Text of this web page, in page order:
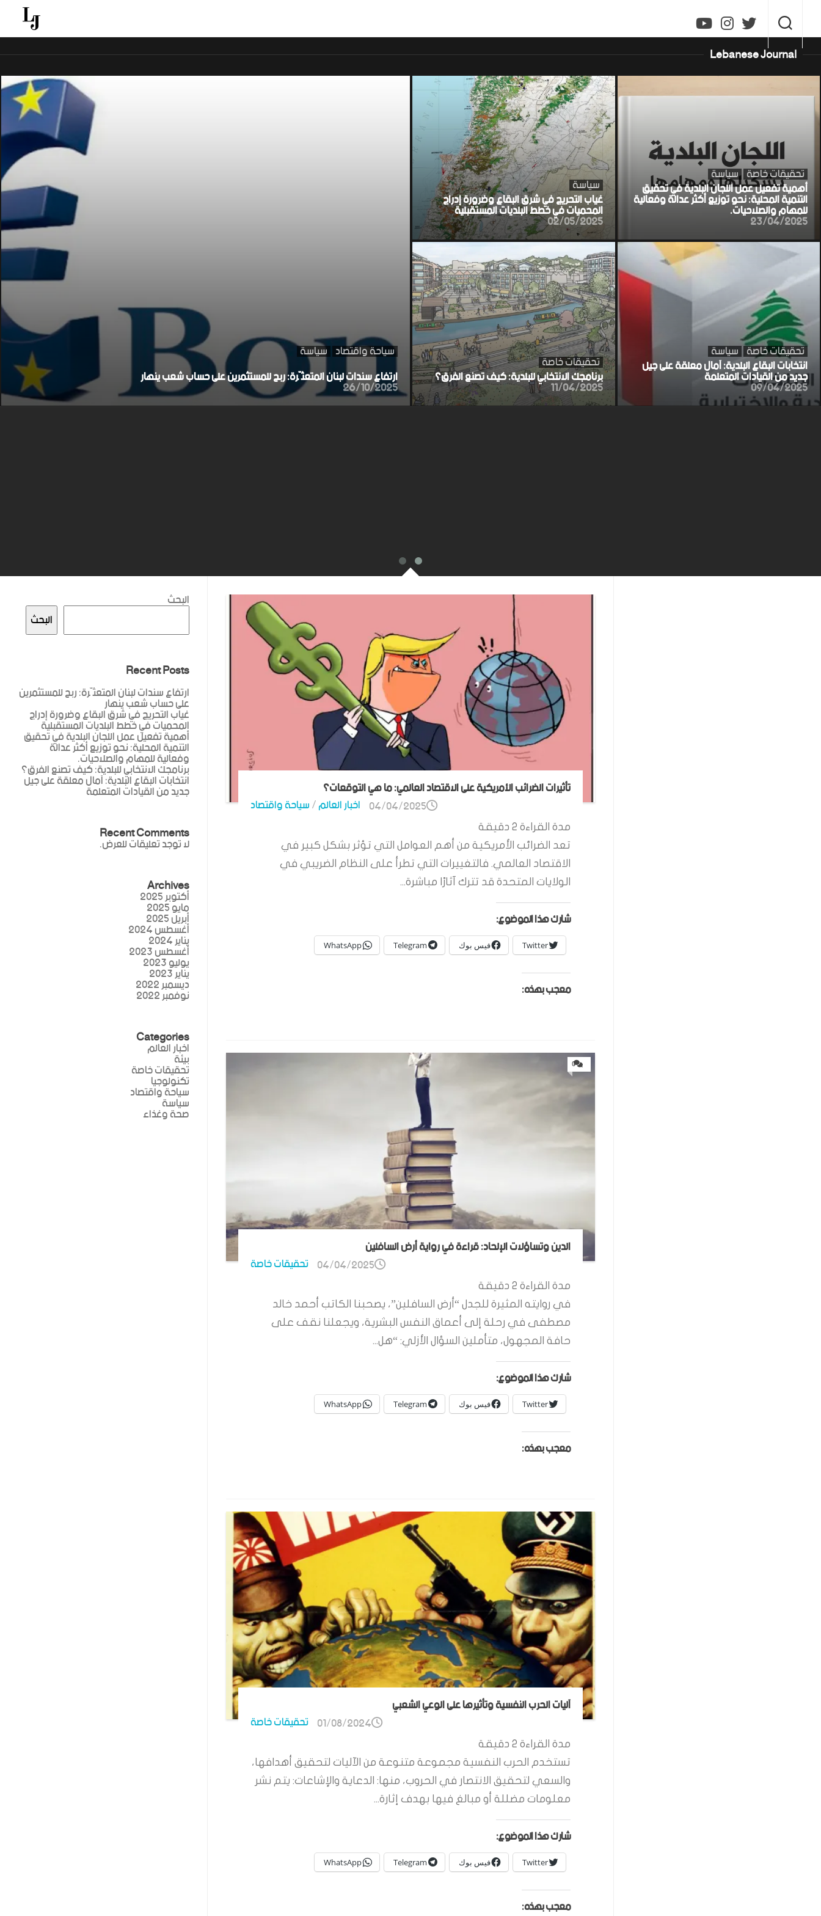
content
Lebanese Journal
سياحة واقتصاد سياسة
ارتفاع سندات لبنان المتعثّرة: ربح للمستثمرين على حساب شعب ينهار
26/10/2025
سياسة
غياب التحريج في شرق البقاع وضرورة إدراج
المحميات في خطط البلديات المستقبلية
02/05/2025
تحقيقات خاصة سياسة
أهمية تفعيل عمل اللجان البلدية في تحقيق
التنمية المحلية: نحو توزيع أكثر عدالة وفعالية
للمهام والصلاحيات.
23/04/2025
تحقيقات خاصة
برنامجك الانتخابي للبلدية: كيف تصنع الفرق؟
11/04/2025
تحقيقات خاصة سياسة
انتخابات البقاع البلدية: آمال معلقة على جيل
جديد من القيادات المتعلمة
09/04/2025
تأثيرات الضرائب الأمريكية على الاقتصاد العالمي: ما هي التوقعات؟
اخبار العالم/سياحة واقتصاد 04/04/2025
مدة القراءة 2 دقيقة
تعد الضرائب الأمريكية من أهم العوامل التي تؤثر بشكل كبير في
الاقتصاد العالمي. فالتغييرات التي تطرأ على النظام الضريبي في
الولايات المتحدة قد تترك آثارًا مباشرة...
شارك هذا الموضوع:
Twitter فيس بوك Telegram
WhatsApp
معجب بهذه:
0
الدين وتساؤلات الإلحاد: قراءة في رواية أرض السافلين
تحقيقات خاصة 04/04/2025
مدة القراءة 2 دقيقة
في روايته المثيرة للجدل “أرض السافلين”، يصحبنا الكاتب أحمد خالد
مصطفى في رحلة إلى أعماق النفس البشرية، ويجعلنا نقف على
حافة المجهول، متأملين السؤال الأزلي: “هل...
شارك هذا الموضوع:
Twitter فيس بوك Telegram
WhatsApp
معجب بهذه:
آليات الحرب النفسية وتأثيرها على الوعي الشعبي
تحقيقات خاصة 01/08/2024
مدة القراءة 2 دقيقة
تستخدم الحرب النفسية مجموعة متنوعة من الآليات لتحقيق أهدافها،
والسعي لتحقيق الانتصار في الحروب، منها: الدعاية والإشاعات: يتم نشر
معلومات مضللة أو مبالغ فيها بهدف إثارة...
شارك هذا الموضوع:
Twitter فيس بوك Telegram
WhatsApp
معجب بهذه:
البحث
البحث
Recent Posts
ارتفاع سندات لبنان المتعثّرة: ربح للمستثمرين
على حساب شعب ينهار
غياب التحريج في شرق البقاع وضرورة إدراج
المحميات في خطط البلديات المستقبلية
أهمية تفعيل عمل اللجان البلدية في تحقيق
التنمية المحلية: نحو توزيع أكثر عدالة
وفعالية للمهام والصلاحيات.
برنامجك الانتخابي للبلدية: كيف تصنع الفرق؟
انتخابات البقاع البلدية: آمال معلقة على جيل
جديد من القيادات المتعلمة
Recent Comments
لا توجد تعليقات للعرض.
Archives
أكتوبر 2025
مايو 2025
أبريل 2025
أغسطس 2024
يناير 2024
أغسطس 2023
يوليو 2023
يناير 2023
ديسمبر 2022
نوفمبر 2022
Categories
اخبار العالم
بيئة
تحقيقات خاصة
تكنولوجيا
سياحة واقتصاد
سياسة
صحة وغذاء